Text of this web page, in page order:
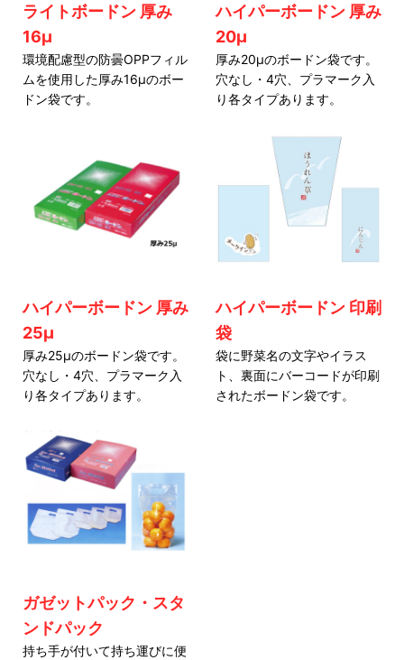
ライトボードン 厚み
16μ
環境配慮型の防曇OPPフィル
ムを使用した厚み16μのボー
ドン袋です。
ハイパーボードン 厚み
20μ
厚み20μのボードン袋です。
穴なし・4穴、プラマーク入
り各タイプあります。
ハイパーボードン 厚み
25μ
厚み25μのボードン袋です。
穴なし・4穴、プラマーク入
り各タイプあります。
ハイパーボードン 印刷
袋
袋に野菜名の文字やイラス
ト、裏面にバーコードが印刷
されたボードン袋です。
ガゼットパック・スタ
ンドパック
持ち手が付いて持ち運びに便